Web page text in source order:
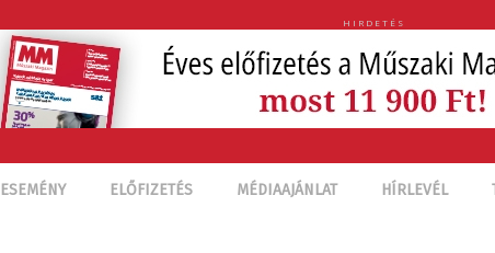
HIRDETÉS
ESEMÉNY ELŐFIZETÉS MÉDIAAJÁNLAT HÍRLEVÉL